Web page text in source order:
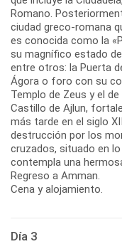
Romano.
ciudad greco-romana
es conocida como la
su magnífico estado
entre otros: la Puerta
Ágora o foro con su
Templo de Zeus y el
Castillo de Ajlun,
más tarde en el siglo
destrucción por los
cruzados, situado en
contempla una
Regreso a Amman.
Cena y alojamiento.
Día 3